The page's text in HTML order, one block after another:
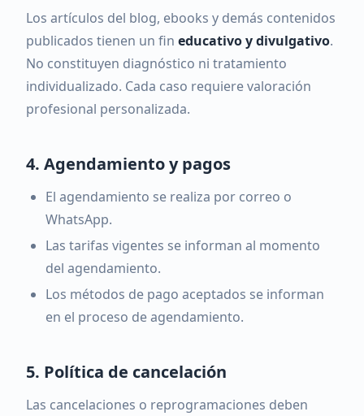
Los artículos del blog, ebooks y demás contenidos
publicados tienen un fin educativo y divulgativo.
No constituyen diagnóstico ni tratamiento
individualizado. Cada caso requiere valoración
profesional personalizada.
4. Agendamiento y pagos
El agendamiento se realiza por correo o
WhatsApp.
Las tarifas vigentes se informan al momento
del agendamiento.
Los métodos de pago aceptados se informan
en el proceso de agendamiento.
5. Política de cancelación
Las cancelaciones o reprogramaciones deben